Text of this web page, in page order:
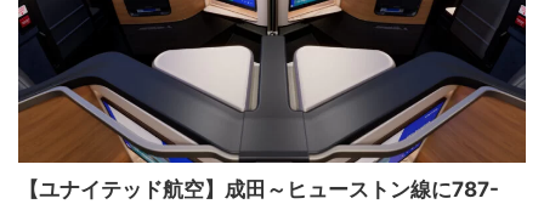
【ユナイテッド航空】成田～ヒューストン線に787-